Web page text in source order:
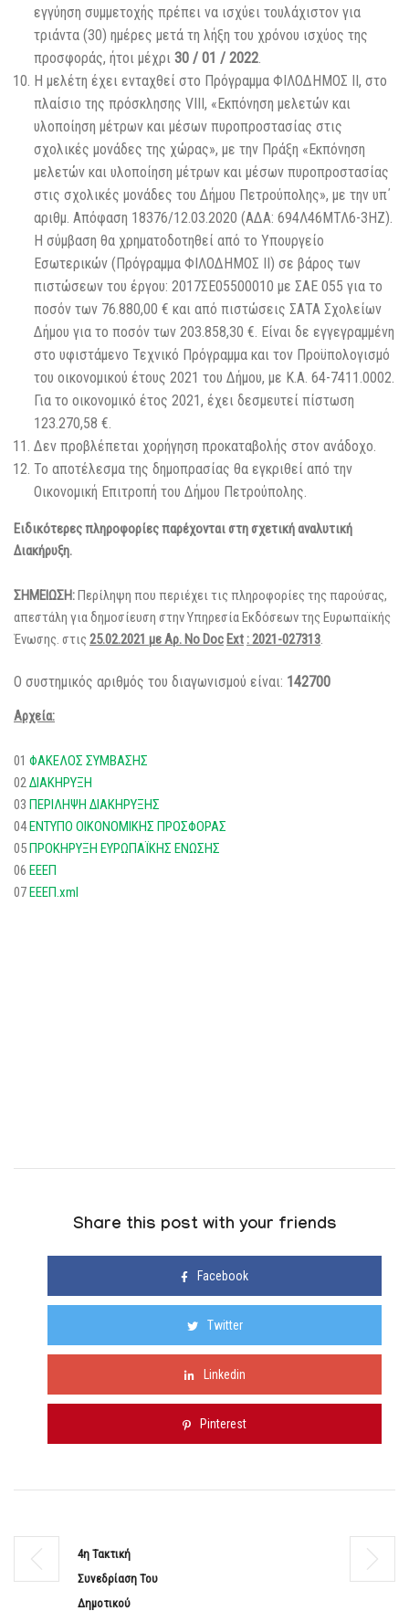
εγγύηση συμμετοχής πρέπει να ισχύει τουλάχιστον για
τριάντα (30) ημέρες μετά τη λήξη του χρόνου ισχύος της
προσφοράς, ήτοι μέχρι 30 / 01 / 2022.
Η μελέτη έχει ενταχθεί στο Πρόγραμμα ΦΙΛΟΔΗΜΟΣ ΙΙ, στο
πλαίσιο της πρόσκλησης VIII, «Εκπόνηση μελετών και
υλοποίηση μέτρων και μέσων πυροπροστασίας στις
σχολικές μονάδες της χώρας», με την Πράξη «Εκπόνηση
μελετών και υλοποίηση μέτρων και μέσων πυροπροστασίας
στις σχολικές μονάδες του Δήμου Πετρούπολης», με την υπ΄
αριθμ. Απόφαση 18376/12.03.2020 (ΑΔΑ: 694Λ46ΜΤΛ6-3ΗΖ).
Η σύμβαση θα χρηματοδοτηθεί από το Υπουργείο
Εσωτερικών (Πρόγραμμα ΦΙΛΟΔΗΜΟΣ ΙΙ) σε βάρος των
πιστώσεων του έργου: 2017ΣΕ05500010 με ΣΑΕ 055 για το
ποσόν των 76.880,00 € και από πιστώσεις ΣΑΤΑ Σχολείων
Δήμου για το ποσόν των 203.858,30 €. Είναι δε εγγεγραμμένη
στο υφιστάμενο Τεχνικό Πρόγραμμα και τον Προϋπολογισμό
του οικονομικού έτους 2021 του Δήμου, με Κ.Α. 64-7411.0002.
Για το οικονομικό έτος 2021, έχει δεσμευτεί πίστωση
123.270,58 €.
Δεν προβλέπεται χορήγηση προκαταβολής στον ανάδοχο.
Το αποτέλεσμα της δημοπρασίας θα εγκριθεί από την
Οικονομική Επιτροπή του Δήμου Πετρούπολης.
Ειδικότερες πληροφορίες παρέχονται στη σχετική αναλυτική
Διακήρυξη.
ΣΗΜΕΙΩΣΗ:Περίληψη που περιέχει τις πληροφορίες της παρούσας,
απεστάλη για δημοσίευση στην Υπηρεσία Εκδόσεων της Ευρωπαϊκής
Ένωσης. στις 25.02.2021 με Αρ. Νο Doc Ext : 2021-027313.
Ο συστημικός αριθμός του διαγωνισμού είναι: 142700
Αρχεία:
01 ΦΑΚΕΛΟΣ ΣΥΜΒΑΣΗΣ
02ΔΙΑΚΗΡΥΞΗ
03 ΠΕΡΙΛΗΨΗ ΔΙΑΚΗΡΥΞΗΣ
04ΕΝΤΥΠΟ ΟΙΚΟΝΟΜΙΚΗΣ ΠΡΟΣΦΟΡΑΣ
05ΠΡΟΚΗΡΥΞΗ ΕΥΡΩΠΑΪΚΗΣ ΕΝΩΣΗΣ
06 ΕΕΕΠ
07ΕΕΕΠ.xml
Share this post with your friends
Facebook
Twitter
Linkedin
Pinterest
4η Τακτική
Συνεδρίαση Του
Δημοτικού